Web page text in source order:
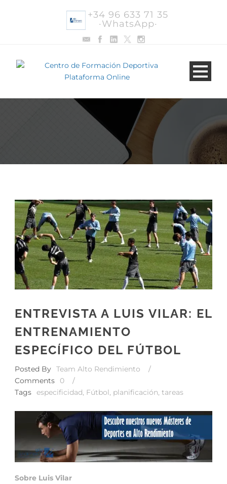
+34 96 633 71 35
·WhatsApp·
ENTREVISTA A LUIS VILAR: EL
ENTRENAMIENTO
ESPECÍFICO DEL FÚTBOL
Posted By Team Alto Rendimiento
/
Comments
0
/
Tags especificidad, Fútbol, planificación, tareas
Sobre Luis Vilar